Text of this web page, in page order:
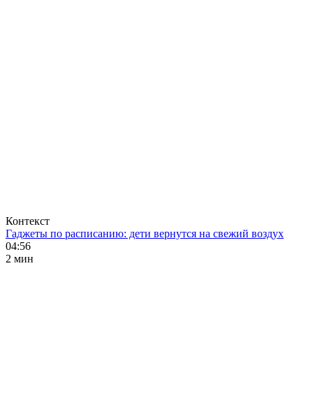
Контекст
Гаджеты по расписанию: дети вернутся на свежий воздух
04:56
2 мин